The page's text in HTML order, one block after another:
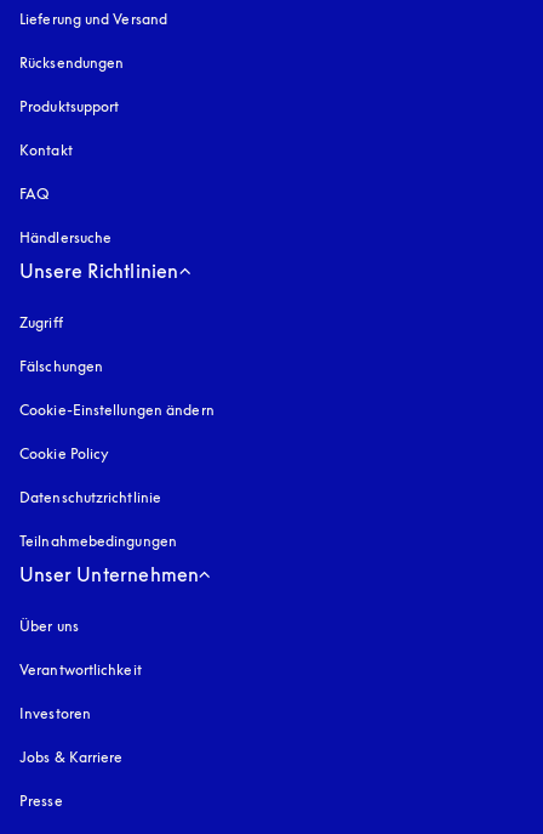
Lieferung und Versand
Rücksendungen
Produktsupport
Kontakt
FAQ
Händlersuche
Unsere Richtlinien
Zugrifföffnet sich in einem neuen Tab
Fälschungen
Cookie-Einstellungen ändern
Cookie Policy
Datenschutzrichtlinie
Teilnahmebedingungen
Unser Unternehmen
Über uns
Verantwortlichkeit
Investoren
Jobs & Karriere
Presse